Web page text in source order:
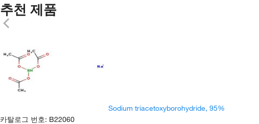
추천 제품
Sodium triacetoxyborohydride, 95%
카탈로그 번호: B22060